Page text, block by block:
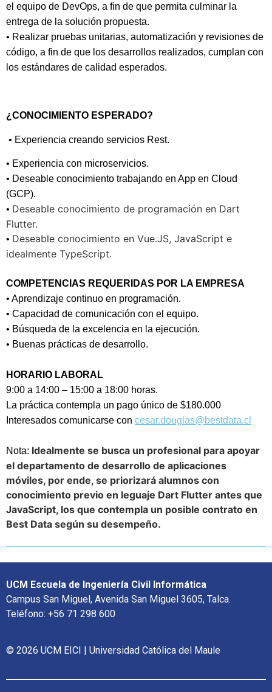
el equipo de DevOps, a fin de que permita culminar la
entrega de la solución propuesta.
• Realizar pruebas unitarias, automatización y revisiones de
código, a fin de que los desarrollos realizados, cumplan con
los estándares de calidad esperados.
¿CONOCIMIENTO ESPERADO?
• Experiencia creando servicios Rest.
• Experiencia con microservicios.
• Deseable conocimiento trabajando en App en Cloud
(GCP).
• Deseable conocimiento de programación en Dart
Flutter.
• Deseable conocimiento en Vue.JS, JavaScript e
idealmente TypeScript.
COMPETENCIAS REQUERIDAS POR LA EMPRESA
• Aprendizaje continuo en programación.
• Capacidad de comunicación con el equipo.
• Búsqueda de la excelencia en la ejecución.
• Buenas prácticas de desarrollo.
HORARIO LABORAL
9:00 a 14:00 – 15:00 a 18:00 horas.
La práctica contempla un pago único de $180.000
Interesados comunicarse con cesar.douglas@bestdata.cl
Nota: Idealmente se busca un profesional para apoyar
el departamento de desarrollo de aplicaciones
móviles, por ende, se priorizará alumnos con
conocimiento previo en leguaje Dart Flutter antes que
JavaScript, los que contempla un posible contrato en
Best Data según su desempeño.
UCM Escuela de Ingeniería Civil Informática
Campus San Miguel, Avenida San Miguel 3605, Talca.
Teléfono: +56 71 298 600
© 2026 UCM EICI | Universidad Católica del Maule